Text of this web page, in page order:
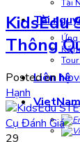
Tài
Tài
Ứng
Kế
Liên hệ
KidsEdu
Thông
Posted on
Hạnh
29